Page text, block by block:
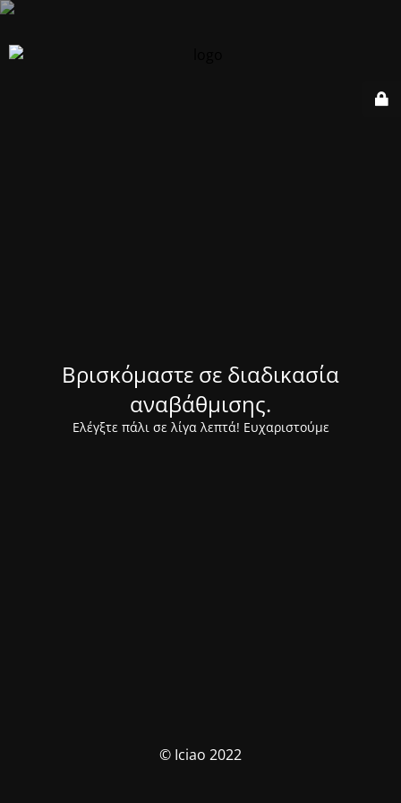
Βρισκόμαστε σε διαδικασία
αναβάθμισης.
Ελέγξτε πάλι σε λίγα λεπτά! Ευχαριστούμε
© Iciao 2022